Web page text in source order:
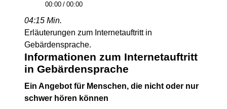
00:00 / 00:00
04:15 Min.
Erläuterungen zum Internetauftritt in
Gebärdensprache.
Informationen zum Internetauftritt
in Gebärdensprache
Ein Angebot für Menschen, die nicht oder nur
schwer hören können